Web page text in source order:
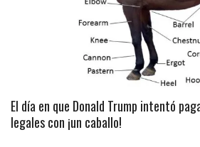
El día en que Donald Trump intentó
legales con ¡un caballo!